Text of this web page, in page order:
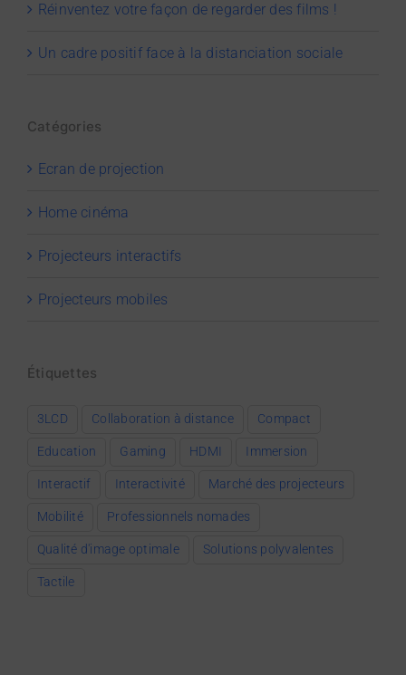
Réinventez votre façon de regarder des films !
Un cadre positif face à la distanciation sociale
Catégories
Ecran de projection
Home cinéma
Projecteurs interactifs
Projecteurs mobiles
Étiquettes
3LCD Collaboration à distance Compact
Education Gaming HDMI Immersion
Interactif Interactivité Marché des projecteurs
Mobilité Professionnels nomades
Qualité d'image optimale Solutions polyvalentes
Tactile